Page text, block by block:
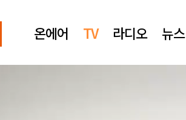
온에어 TV 라디오 뉴스